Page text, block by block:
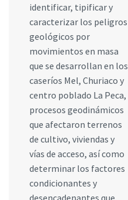
identificar, tipificar y
caracterizar los peligros
geológicos por
movimientos en masa
que se desarrollan en los
caseríos Mel, Churiaco y
centro poblado La Peca,
procesos geodinámicos
que afectaron terrenos
de cultivo, viviendas y
vías de acceso, así como
determinar los factores
condicionantes y
desencadenantes que